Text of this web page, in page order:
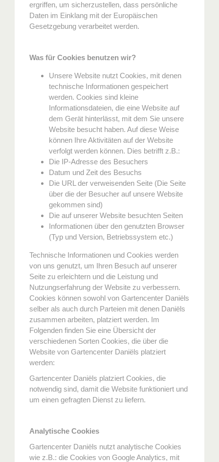
ergriffen, um sicherzustellen, dass persönliche
Daten im Einklang mit der Europäischen
Gesetzgebung verarbeitet werden.
Was für Cookies benutzen wir?
Unsere Website nutzt Cookies, mit denen
technische Informationen gespeichert
werden. Cookies sind kleine
Informationsdateien, die eine Website auf
dem Gerät hinterlässt, mit dem Sie unsere
Website besucht haben. Auf diese Weise
können Ihre Aktivitäten auf der Website
verfolgt werden können. Dies betrifft z.B.:
Die IP-Adresse des Besuchers
Datum und Zeit des Besuchs
Die URL der verweisenden Seite (Die Seite
über die der Besucher auf unsere Website
gekommen sind)
Die auf unserer Website besuchten Seiten
Informationen über den genutzten Browser
(Typ und Version, Betriebssystem etc.)
Technische Informationen und Cookies werden
von uns genutzt, um Ihren Besuch auf unserer
Seite zu erleichtern und die Leistung und
Nutzungserfahrung der Website zu verbessern.
Cookies können sowohl von Gartencenter Daniëls
selber als auch durch Parteien mit denen Daniëls
zusammen arbeiten, platziert werden. Im
Folgenden finden Sie eine Übersicht der
verschiedenen Sorten Cookies, die über die
Website von Gartencenter Daniëls platziert
werden:
Gartencenter Daniëls platziert Cookies, die
notwendig sind, damit die Website funktioniert und
um einen gefragten Dienst zu liefern.
Analytische Cookies
Gartencenter Daniëls nutzt analytische Cookies
wie z.B.: die Cookies von Google Analytics, mit